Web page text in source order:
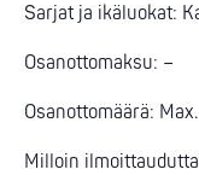
Sarjat ja ikäluokat:
Osanottomaksu: –
Osanottomäärä:
Milloin